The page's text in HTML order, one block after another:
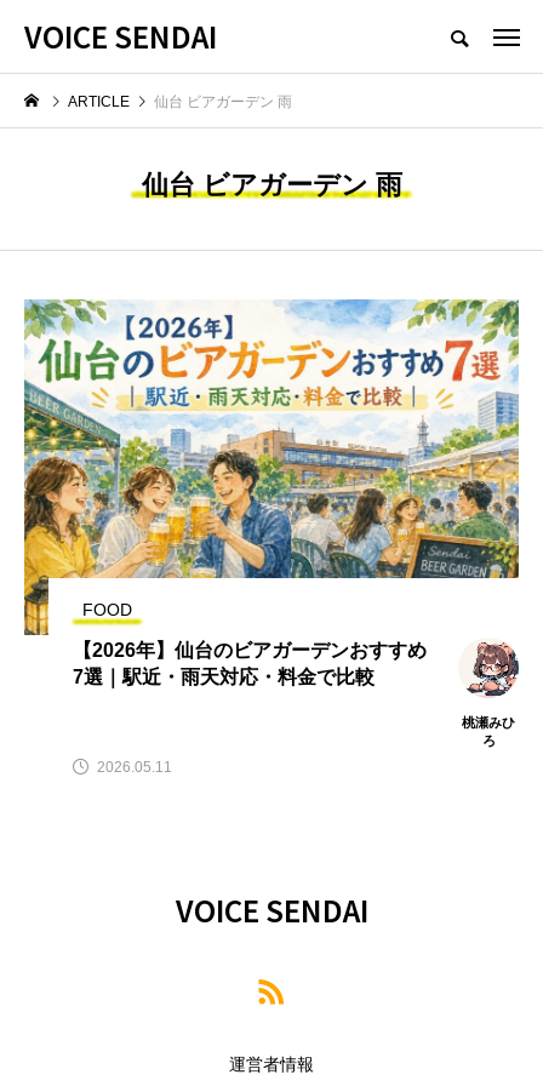
VOICE SENDAI
ARTICLE 仙台 ビアガーデン 雨
仙台 ビアガーデン 雨
FOOD
【2026年】仙台のビアガーデンおすすめ
7選｜駅近・雨天対応・料金で比較
桃瀬みひ
ろ
2026.05.11
VOICE SENDAI
運営者情報